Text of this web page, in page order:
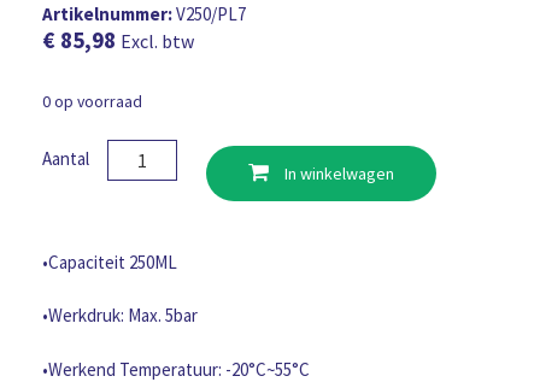
Artikelnummer:V250/PL7
€ 85,98 Excl. btw
0 op voorraad
Aantal
Pulsarlube
V
with
Low
grease
In winkelwagen
•Capaciteit 250ML
•Werkdruk: Max. 5bar
•Werkend Temperatuur: -20°C~55°C